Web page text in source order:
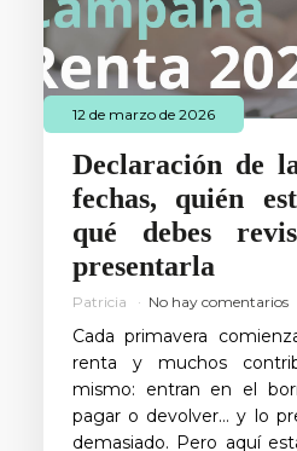
12 de marzo de 2026
Declaración de
fechas, quién
qué debes
presentarla
Patricia No hay comentarios
Cada primavera
renta y muchos
mismo: entran en el
pagar o devolver… y lo
demasiado. Pero aquí